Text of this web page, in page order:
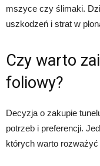
mszyce czy ślimaki.
uszkodzeń i strat w
Czy warto
foliowy?
Decyzja o zakupie
potrzeb i preferencji.
których warto